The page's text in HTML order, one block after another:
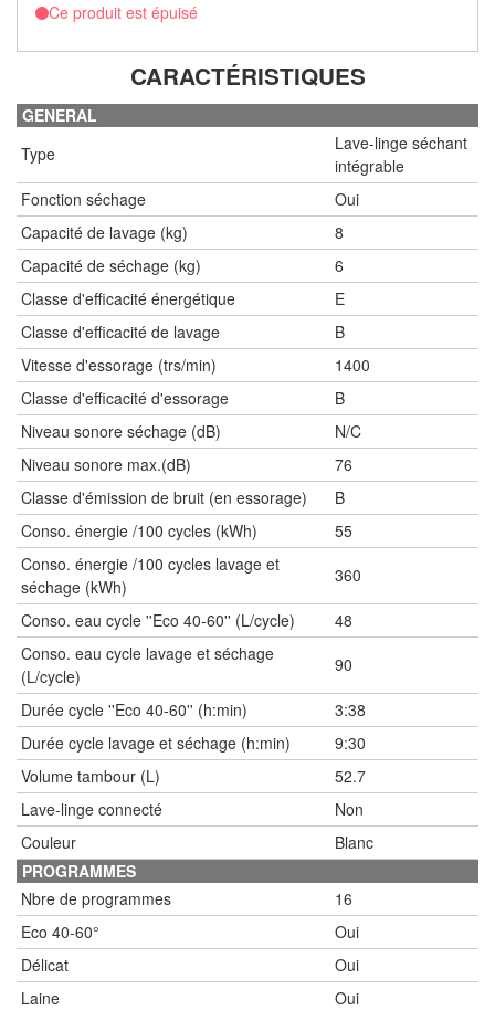
Ce produit est épuisé
CARACTÉRISTIQUES
GENERAL
Type
Lave-linge séchant
intégrable
Fonction séchage
Oui
Capacité de lavage (kg)
8
Capacité de séchage (kg)
6
Classe d'efficacité énergétique
E
Classe d'efficacité de lavage
B
Vitesse d'essorage (trs/min)
1400
Classe d'efficacité d'essorage
B
Niveau sonore séchage (dB)
N/C
Niveau sonore max.(dB)
76
Classe d'émission de bruit (en essorage)
B
Conso. énergie /100 cycles (kWh)
55
Conso. énergie /100 cycles lavage et
séchage (kWh)
360
Conso. eau cycle ''Eco 40-60'' (L/cycle)
48
Conso. eau cycle lavage et séchage
(L/cycle)
90
Durée cycle ''Eco 40-60'' (h:min)
3:38
Durée cycle lavage et séchage (h:min)
9:30
Volume tambour (L)
52.7
Lave-linge connecté
Non
Couleur
Blanc
PROGRAMMES
Nbre de programmes
16
Eco 40-60°
Oui
Délicat
Oui
Laine
Oui